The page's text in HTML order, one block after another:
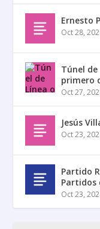
Ernesto
Oct 28,
Túnel
primero
Oct 27,
Jesús
Oct 23,
Partido
Partidos
Oct 23,